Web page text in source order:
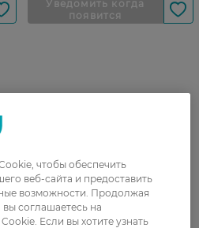
чтобы обеспечить
веб-сайта и предоставить
возможности. Продолжая
соглашаетесь на
Если вы хотите узнать